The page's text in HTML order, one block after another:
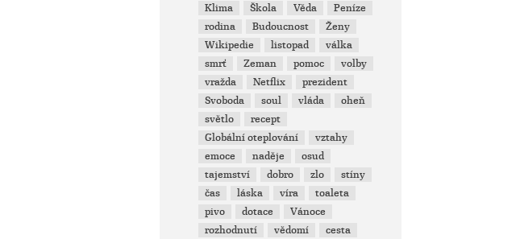
Klima
Škola Věda
Peníze
rodina
Budoucnost
Ženy
Wikipedie
listopad
válka
smrť
Zeman pomoc
volby
vražda
Netflix
prezident
Svoboda
soul vláda
oheň
světlo
recept
Globální oteplování
vztahy
emoce
naděje
osud
tajemství
dobro zlo
stíny
čas
láska víra
toaleta
pivo
dotace
Vánoce
rozhodnutí
vědomí
cesta